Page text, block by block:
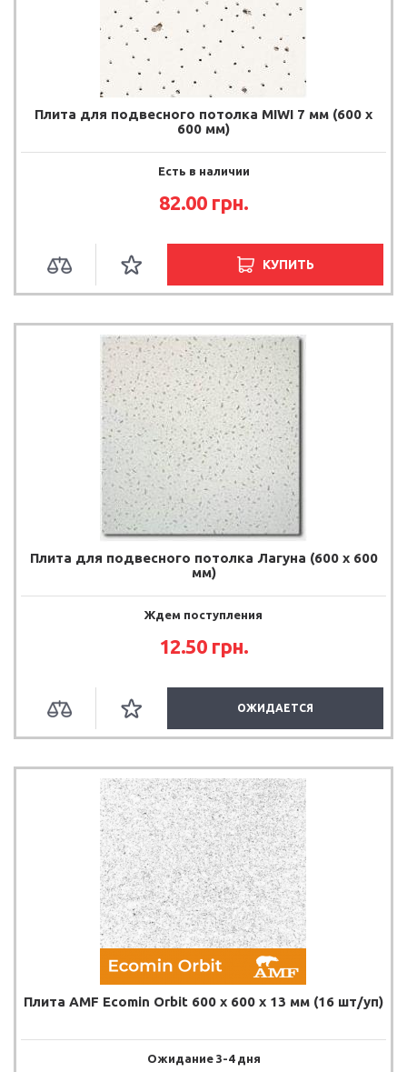
Плита для подвесного потолка MIWI 7 мм (600 х
600 мм)
Есть в наличии
82.00 грн.
КУПИТЬ
Плита для подвесного потолка Лагуна (600 х 600
мм)
Ждем поступления
12.50 грн.
ОЖИДАЕТСЯ
Плита AMF Ecomin Orbit 600 x 600 x 13 мм (16 шт/уп)
Ожидание 3-4 дня